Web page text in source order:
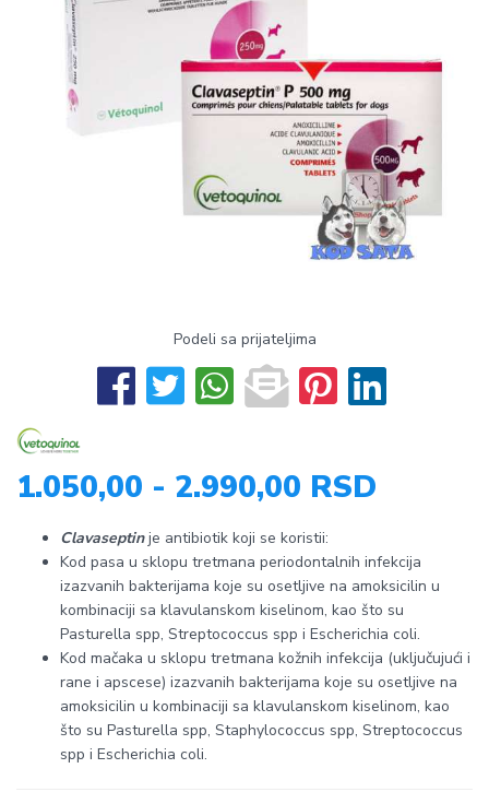
Podeli sa prijateljima
1.050,00 - 2.990,00 RSD
Clavaseptinje antibiotik koji se koristii:
Kod pasa u sklopu tretmana periodontalnih infekcija
izazvanih bakterijama koje su osetljive na amoksicilin u
kombinaciji sa klavulanskom kiselinom, kao što su
Pasturella spp, Streptococcus spp i Escherichia coli.
Kod mačaka u sklopu tretmana kožnih infekcija (uključujući i
rane i apscese) izazvanih bakterijama koje su osetljive na
amoksicilin u kombinaciji sa klavulanskom kiselinom, kao
što su Pasturella spp, Staphylococcus spp, Streptococcus
spp i Escherichia coli.